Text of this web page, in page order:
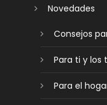
Novedades
Consejos
Para ti y los
Para el